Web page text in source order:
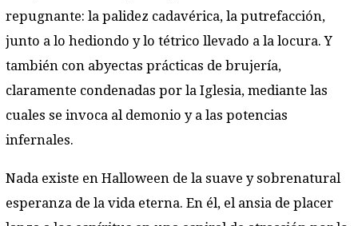
repugnante: la palidez cadavérica, la putrefacción,
junto a lo hediondo y lo tétrico llevado a la locura. Y
también con abyectas prácticas de brujería,
claramente condenadas por la Iglesia, mediante las
cuales se invoca al demonio y a las potencias
infernales.
Nada existe en Halloween de la suave y sobrenatural
esperanza de la vida eterna. En él, el ansia de placer